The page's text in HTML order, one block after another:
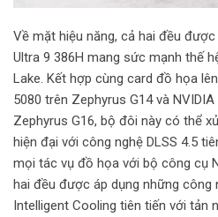
Về mặt hiệu năng, cả hai đều
Ultra 9 386H mang sức mạnh thế
Lake. Kết hợp cùng card đồ họa
5080 trên Zephyrus G14 và
Zephyrus G16, bộ đôi này có thể
hiện đại với công nghệ DLSS 4.5
mọi tác vụ đồ họa với bộ công cụ
hai đều được áp dụng những công
Intelligent Cooling tiên tiến với tản